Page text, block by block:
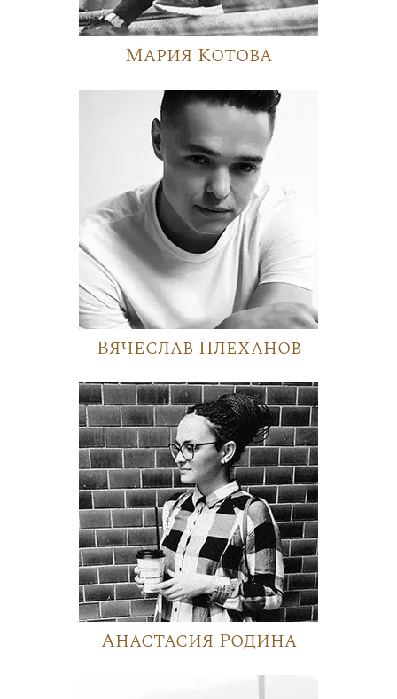
Мария Котова
Вячеслав Плеханов
Анастасия Родина